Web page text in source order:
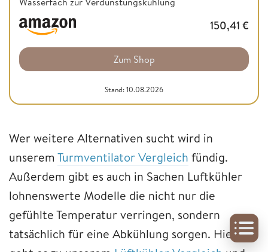
150,41 €
Zum Shop
Stand: 10.08.2026
Wer weitere Alternativen sucht wird in
unserem Turmventilator Vergleich fündig.
Außerdem gibt es auch in Sachen Luftkühler
lohnenswerte Modelle die nicht nur die
gefühlte Temperatur verringen, sondern
tatsächlich für eine Abkühlung sorgen. Hier